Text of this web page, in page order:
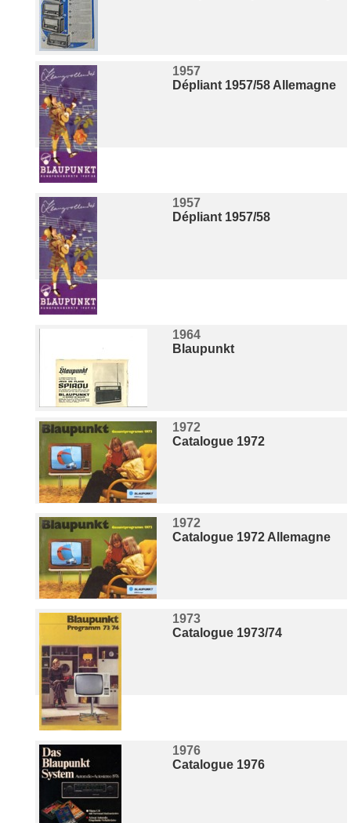
1957
Dépliant 1957/58 Allemagne
1957
Dépliant 1957/58
1964
Blaupunkt
1972
Catalogue 1972
1972
Catalogue 1972 Allemagne
1973
Catalogue 1973/74
1976
Catalogue 1976